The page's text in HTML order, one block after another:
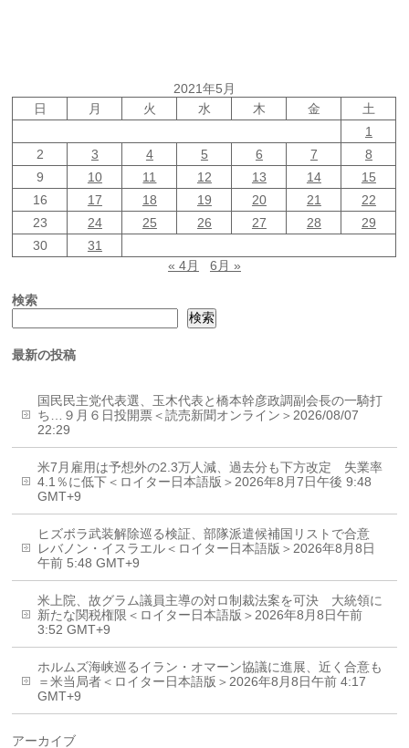
2021年5月
日
月 火 水 木 金
土
1
2
3 4 5 6 7
8
9
10 11 12 13 14
15
16
17 18 19 20 21
22
23
24 25 26 27 28
29
30
31
« 4月
6月 »
検索
検索
最新の投稿
国民民主党代表選、玉木代表と橋本幹彦政調副会長の一騎打
ち…９月６日投開票＜読売新聞オンライン＞2026/08/07
22:29
米7月雇用は予想外の2.3万人減、過去分も下方改定 失業率
4.1％に低下＜ロイター日本語版＞2026年8月7日午後 9:48
GMT+9
ヒズボラ武装解除巡る検証、部隊派遣候補国リストで合意
レバノン・イスラエル＜ロイター日本語版＞2026年8月8日
午前 5:48 GMT+9
米上院、故グラム議員主導の対ロ制裁法案を可決 大統領に
新たな関税権限＜ロイター日本語版＞2026年8月8日午前
3:52 GMT+9
ホルムズ海峡巡るイラン・オマーン協議に進展、近く合意も
＝米当局者＜ロイター日本語版＞2026年8月8日午前 4:17
GMT+9
アーカイブ